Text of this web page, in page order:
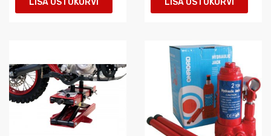
LISA OSTUKORVI LISA OSTUKORVI